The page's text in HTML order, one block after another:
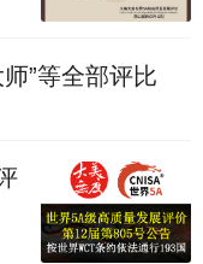
”等全部评比